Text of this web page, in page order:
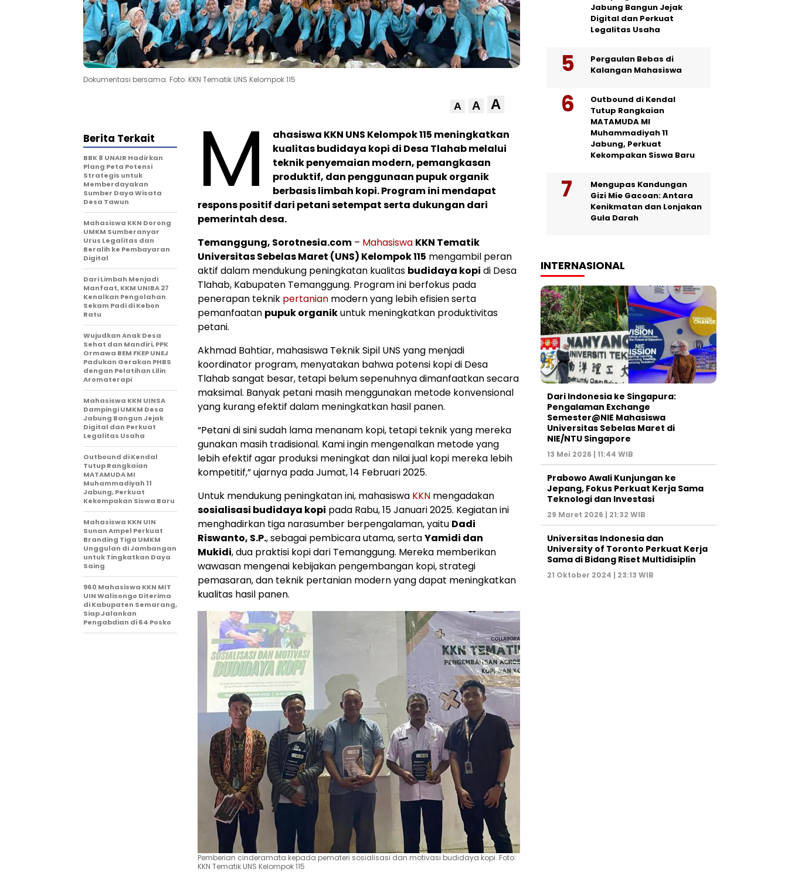
Dokumentasi bersama. Foto: KKN Tematik UNS Kelompok 115
A A A
M
ahasiswa KKN UNS Kelompok 115 meningkatkan
kualitas budidaya kopi di Desa Tlahab melalui
teknik penyemaian modern, pemangkasan
produktif, dan penggunaan pupuk organik
berbasis limbah kopi. Program ini mendapat
respons positif dari petani setempat serta dukungan dari
pemerintah desa.
Temanggung, Sorotnesia.com – Mahasiswa KKN Tematik
Universitas Sebelas Maret (UNS) Kelompok 115 mengambil peran
aktif dalam mendukung peningkatan kualitas budidaya kopi di Desa
Tlahab, Kabupaten Temanggung. Program ini berfokus pada
penerapan teknik pertanian modern yang lebih efisien serta
pemanfaatan pupuk organikuntuk meningkatkan produktivitas
petani.
Akhmad Bahtiar, mahasiswa Teknik Sipil UNS yang menjadi
koordinator program, menyatakan bahwa potensi kopi di Desa
Tlahab sangat besar, tetapi belum sepenuhnya dimanfaatkan secara
maksimal. Banyak petani masih menggunakan metode konvensional
yang kurang efektif dalam meningkatkan hasil panen.
“Petani di sini sudah lama menanam kopi, tetapi teknik yang mereka
gunakan masih tradisional. Kami ingin mengenalkan metode yang
lebih efektif agar produksi meningkat dan nilai jual kopi mereka lebih
kompetitif,” ujarnya pada Jumat, 14 Februari 2025.
Untuk mendukung peningkatan ini, mahasiswa KKN mengadakan
sosialisasi budidaya kopi pada Rabu, 15 Januari 2025. Kegiatan ini
menghadirkan tiga narasumber berpengalaman, yaitu Dadi
Riswanto, S.P., sebagai pembicara utama, sertaYamidi dan
Mukidi, dua praktisi kopi dari Temanggung. Mereka memberikan
wawasan mengenai kebijakan pengembangan kopi, strategi
pemasaran, dan teknik pertanian modern yang dapat meningkatkan
kualitas hasil panen.
Pemberian cinderamata kepada pemateri sosialisasi dan motivasi budidaya kopi. Foto:
KKN Tematik UNS Kelompok 115
Berita Terkait
BBK 8 UNAIR Hadirkan
Plang Peta Potensi
Strategis untuk
Memberdayakan
Sumber Daya Wisata
Desa Tawun
Mahasiswa KKN Dorong
UMKM Sumberanyar
Urus Legalitas dan
Beralih ke Pembayaran
Digital
Dari Limbah Menjadi
Manfaat, KKM UNIBA 27
Kenalkan Pengolahan
Sekam Padi di Kebon
Ratu
Wujudkan Anak Desa
Sehat dan Mandiri, PPK
Ormawa BEM FKEP UNEJ
Padukan Gerakan PHBS
dengan Pelatihan Lilin
Aromaterapi
Mahasiswa KKN UINSA
Dampingi UMKM Desa
Jabung Bangun Jejak
Digital dan Perkuat
Legalitas Usaha
Outbound di Kendal
Tutup Rangkaian
MATAMUDA MI
Muhammadiyah 11
Jabung, Perkuat
Kekompakan Siswa Baru
Mahasiswa KKN UIN
Sunan Ampel Perkuat
Branding Tiga UMKM
Unggulan di Jambangan
untuk Tingkatkan Daya
Saing
960 Mahasiswa KKN MIT
UIN Walisongo Diterima
di Kabupaten Semarang,
Siap Jalankan
Pengabdian di 64 Posko
Jabung Bangun Jejak
Digital dan Perkuat
Legalitas Usaha
Pergaulan Bebas di
Kalangan Mahasiswa
Outbound di Kendal
Tutup Rangkaian
MATAMUDA MI
Muhammadiyah 11
Jabung, Perkuat
Kekompakan Siswa Baru
Mengupas Kandungan
Gizi Mie Gacoan: Antara
Kenikmatan dan Lonjakan
Gula Darah
INTERNASIONAL
Dari Indonesia ke Singapura:
Pengalaman Exchange
Semester@NIE Mahasiswa
Universitas Sebelas Maret di
NIE/NTU Singapore
13 Mei 2026 | 11:44 WIB
Prabowo Awali Kunjungan ke
Jepang, Fokus Perkuat Kerja Sama
Teknologi dan Investasi
29 Maret 2026 | 21:32 WIB
Universitas Indonesia dan
University of Toronto Perkuat Kerja
Sama di Bidang Riset Multidisiplin
21 Oktober 2024 | 23:13 WIB